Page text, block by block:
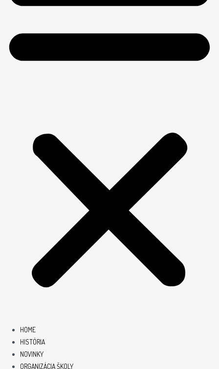
HOME
HISTÓRIA
NOVINKY
ORGANIZÁCIA ŠKOLY